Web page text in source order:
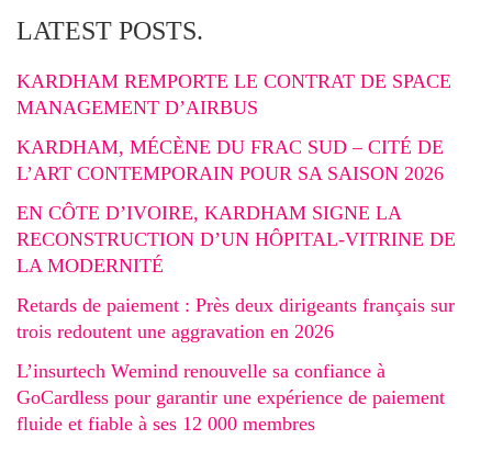
LATEST POSTS.
KARDHAM REMPORTE LE CONTRAT DE SPACE
MANAGEMENT D’AIRBUS
KARDHAM, MÉCÈNE DU FRAC SUD – CITÉ DE
L’ART CONTEMPORAIN POUR SA SAISON 2026
EN CÔTE D’IVOIRE, KARDHAM SIGNE LA
RECONSTRUCTION D’UN HÔPITAL-VITRINE DE
LA MODERNITÉ
Retards de paiement : Près deux dirigeants français sur
trois redoutent une aggravation en 2026
L’insurtech Wemind renouvelle sa confiance à
GoCardless pour garantir une expérience de paiement
fluide et fiable à ses 12 000 membres